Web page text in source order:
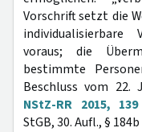
Vorschrift setzt die
individualisierbare
voraus; die
bestimmte
Beschluss vom 22.
NStZ-RR 2015, 139
StGB, 30. Aufl., § 184b